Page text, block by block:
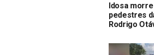
Idosa
pedestres
Rodrigo